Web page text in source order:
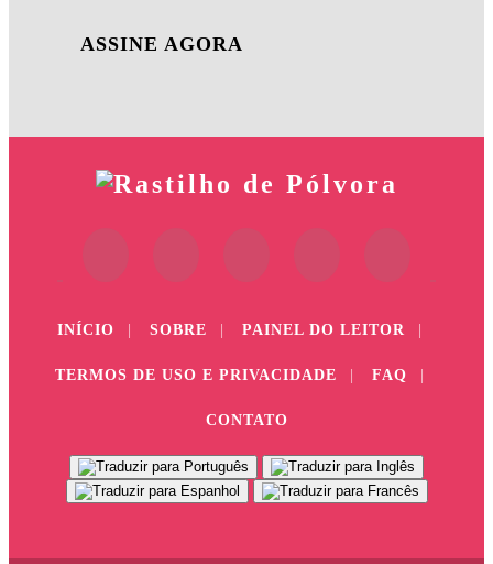
ASSINE AGORA
INÍCIO SOBRE PAINEL DO LEITOR
TERMOS DE USO E PRIVACIDADE FAQ
CONTATO